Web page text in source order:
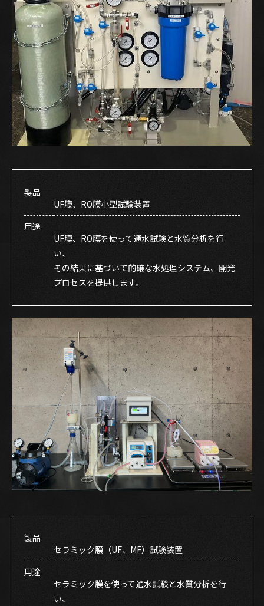
製品
UF膜、RO膜小型試験装置
用途
UF膜、RO膜を使って通水試験と水質分析を行
い、
その結果に基づいて的確な水処理システム、開発
プロセスを提供します。
製品
セラミック膜（UF、MF）試験装置
用途
セラミック膜を使って通水試験と水質分析を行
い、